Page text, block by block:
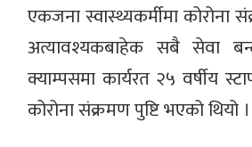
एकजना स्वास्थ्यकर्मीमा कोरोना
अत्यावश्यकबाहेक सबै सेवा
क्याम्पसमा कार्यरत २५ वर्षीय
कोरोना संक्रमण पुष्टि भएको थियो ।